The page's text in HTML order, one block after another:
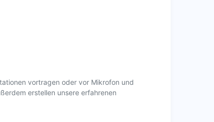
vortragen oder vor Mikrofon und
erstellen unsere erfahrenen